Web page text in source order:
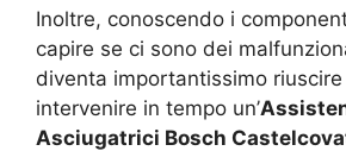
Inoltre, conoscendo i
capire se ci sono dei
diventa importantissimo
intervenire in tempo un’
Asciugatrici Bosch